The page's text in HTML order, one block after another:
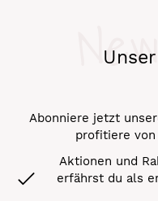
Abonniere jetzt
profitiere von
Aktionen und
erfährst du als